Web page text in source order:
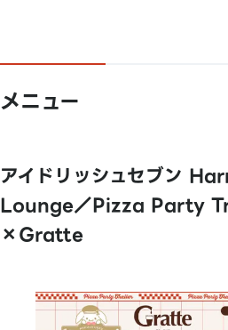
メニュー
アイドリッシュセブン
Lounge／Pizza Party
×Gratte